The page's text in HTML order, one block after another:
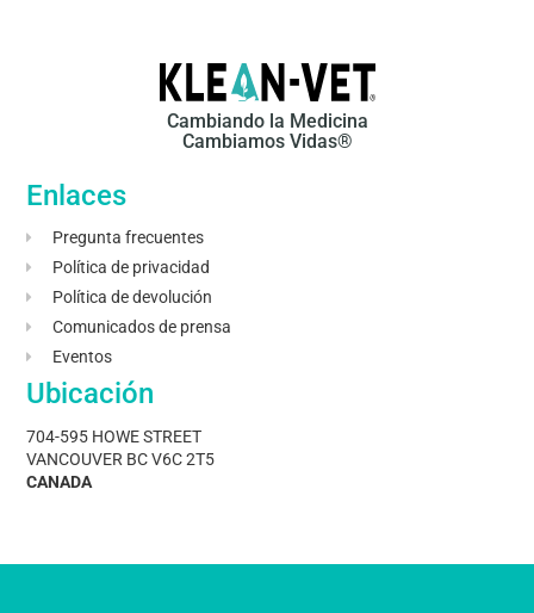
Cambiando la Medicina
Cambiamos Vidas®
Enlaces
Pregunta frecuentes
Política de privacidad
Política de devolución
Comunicados de prensa
Eventos
Ubicación
704-595 HOWE STREET
VANCOUVER BC V6C 2T5
CANADA